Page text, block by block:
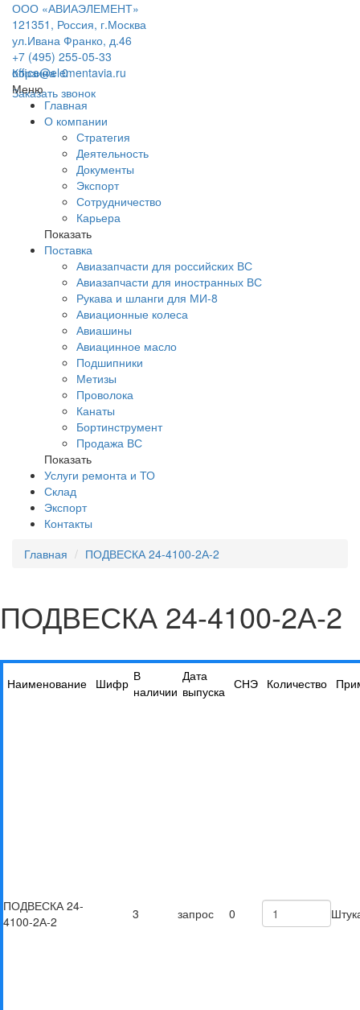
ООО «АВИАЭЛЕМЕНТ»
121351, Россия, г.Москва
ул.Ивана Франко, д.46
+7 (495) 255-05-33
office@elementavia.ru
Заказать звонок
Корзина0
Меню
Главная
О компании
Стратегия
Деятельность
Документы
Экспорт
Сотрудничество
Карьера
Показать
Поставка
Авиазапчасти для российских ВС
Авиазапчасти для иностранных ВС
Рукава и шланги для МИ-8
Авиационные колеса
Авиашины
Авиацинное масло
Подшипники
Метизы
Проволока
Канаты
Бортинструмент
Продажа ВС
Показать
Услуги ремонта и ТО
Склад
Экспорт
Контакты
Главная
ПОДВЕСКА 24-4100-2А-2
ПОДВЕСКА 24-4100-2А-2
Наименование Шифр В
наличии
Дата
выпуска СНЭ Количество
ПОДВЕСКА 24-
4100-2А-2
3 запрос 0